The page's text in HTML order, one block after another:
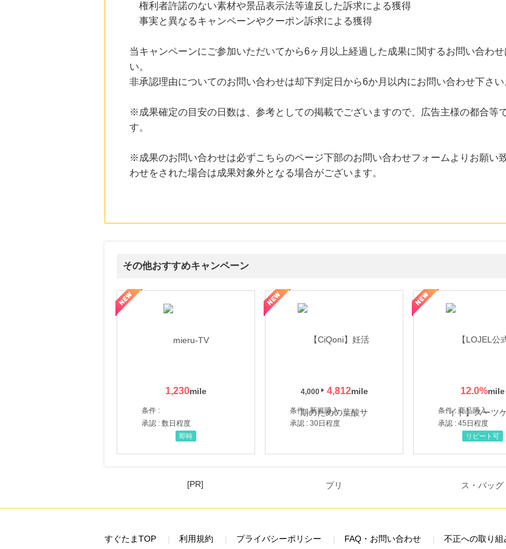
権利者許諾のない素材や景品表示法等違反した訴求による獲得
事実と異なるキャンペーンやクーポン訴求による獲得
当キャンペーンにご参加いただいてから6ヶ月以上経過した成果に関するお問い合わ
い。
非承認理由についてのお問い合わせは却下判定日から6か月以内にお問い合わせ下さい
※成果確定の目安の日数は、参考としての掲載でございますので、広告主様の都合等
す。
※成果のお問い合わせは必ずこちらのページ下部のお問い合わせフォームよりお願い
わせをされた場合は成果対象外となる場合がございます。
その他おすすめキャンペーン
1,230
条件 :
承認 : 数日程度
即時
4,000 4,812
条件 : 新規購入
承認 : 30日程度
12.0%
条件 : 商品購入
承認 : 45日程度
【LOJEL公式サイト】スーツケース・バッグ
リピート可
【ロデオドライブ】創業70年の信頼と高価買取を実現！ブランド品・貴金属の無料査定
[PR]
すぐたまTOP 利用規約 プライバシーポリシー FAQ・お問い合わせ 不正への取り組